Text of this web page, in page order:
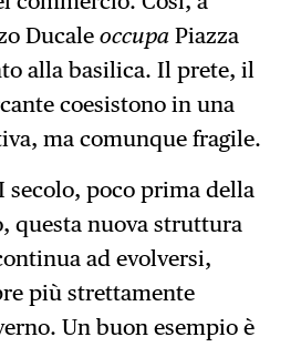
Ducaleoccupa Piazza
alla basilica. Il prete, il
coesistono in una
ma comunque fragile.
secolo, poco prima della
questa nuova struttura
ad evolversi,
più strettamente
Un buon esempio è